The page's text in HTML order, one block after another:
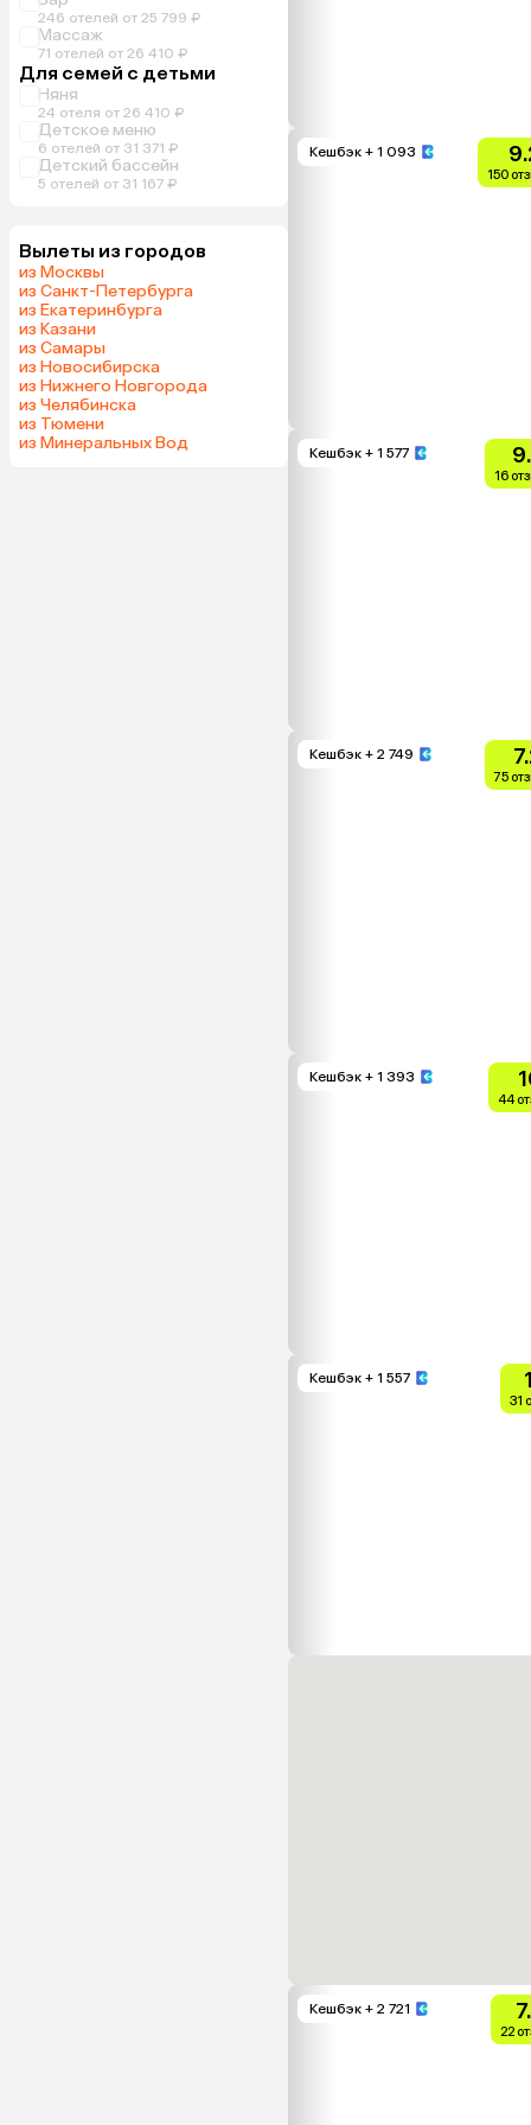
246 отелей от 25 799 ₽
Массаж
71 отелей от 26 410 ₽
Для семей с детьми
Няня
24 отеля от 26 410 ₽
Детское меню
6 отелей от 31 371 ₽
Детский бассейн
5 отелей от 31 167 ₽
Вылеты из городов
из Москвы
из Санкт-Петербурга
из Екатеринбурга
из Казани
из Самары
из Новосибирска
из Нижнего Новгорода
из Челябинска
из Тюмени
из Минеральных Вод
Кешбэк + 1 093
150
Кешбэк + 1 577
16
Кешбэк + 2 749
75
Кешбэк + 1 393
44
Кешбэк + 1 557
31
Кешбэк + 2 721
22